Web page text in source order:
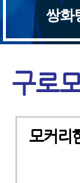
쌍화
구로
모커리